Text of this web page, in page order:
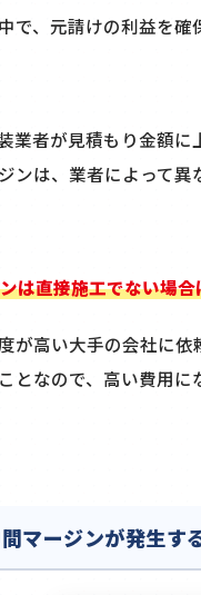
で、元請けの利益を
業者が見積もり金額
ンは、業者によって
は直接施工でない場
が高い大手の会社に
となので、高い費用
マージンが発生す